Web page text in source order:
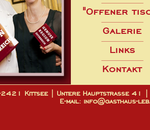
"Offener
Galerie
Links
Kontakt
2421 Kittsee | Untere Hauptstrasse
E-mail: info@gasthaus-